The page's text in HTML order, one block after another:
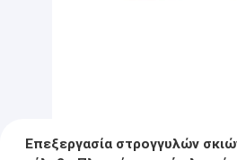
Επεξεργασία στρογγυλών